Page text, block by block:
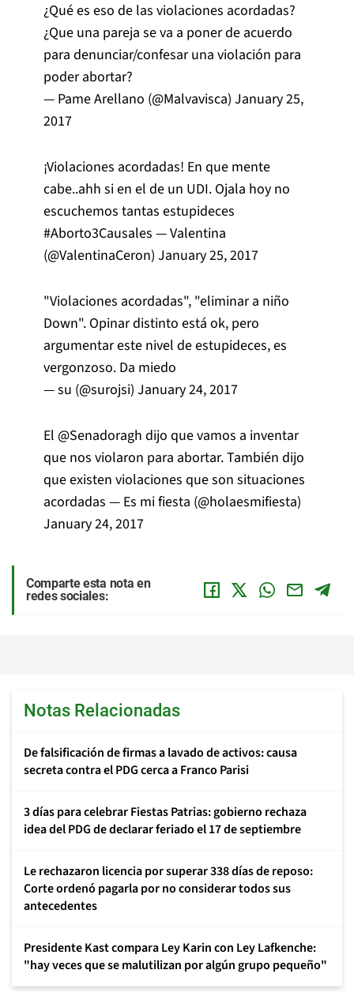
¿Qué es eso de las violaciones acordadas?
¿Que una pareja se va a poner de acuerdo
para denunciar/confesar una violación para
poder abortar?
— Pame Arellano (@Malvavisca) January 25,
2017
¡Violaciones acordadas! En que mente
cabe..ahh si en el de un UDI. Ojala hoy no
escuchemos tantas estupideces
#Aborto3Causales — Valentina
(@ValentinaCeron) January 25, 2017
"Violaciones acordadas", "eliminar a niño
Down". Opinar distinto está ok, pero
argumentar este nivel de estupideces, es
vergonzoso. Da miedo
— su (@surojsi) January 24, 2017
El @Senadoragh dijo que vamos a inventar
que nos violaron para abortar. También dijo
que existen violaciones que son situaciones
acordadas — Es mi fiesta (@holaesmifiesta)
January 24, 2017
Comparte esta nota en
redes sociales:
Notas Relacionadas
De falsificación de firmas a lavado de activos: causa
secreta contra el PDG cerca a Franco Parisi
3 días para celebrar Fiestas Patrias: gobierno rechaza
idea del PDG de declarar feriado el 17 de septiembre
Le rechazaron licencia por superar 338 días de reposo:
Corte ordenó pagarla por no considerar todos sus
antecedentes
Presidente Kast compara Ley Karin con Ley Lafkenche:
"hay veces que se malutilizan por algún grupo pequeño"